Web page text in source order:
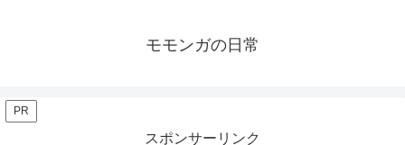
モモンガの日常
PR
スポンサーリンク